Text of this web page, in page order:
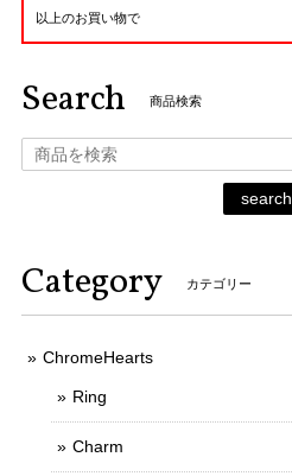
以上のお買い物で
Search 商品検索
search
Category カテゴリー
ChromeHearts
Ring
Charm